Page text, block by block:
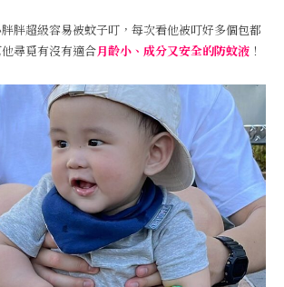
胖超級容易被蚊子叮，每次看他被叮好多個包都
尋覓有沒有適合月齡小、成分又安全的防蚊液 ！